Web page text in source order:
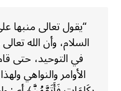
“يقول تعالى منبها
السلام، وأن الله
في التوحيد، حتى
الأوامر والنواهي